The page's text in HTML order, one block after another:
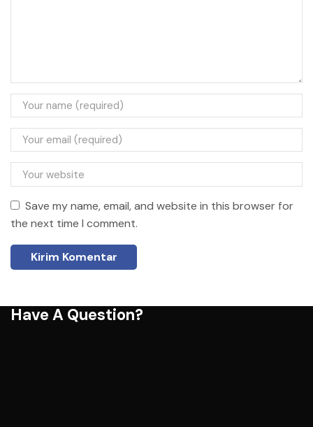
Save my name, email, and website in this browser for
the next time I comment.
Have A Question?